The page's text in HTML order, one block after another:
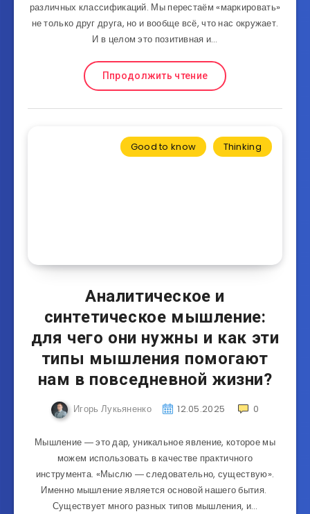
различных классификаций. Мы перестаём «маркировать»
не только друг друга, но и вообще всё, что нас окружает.
И в целом это позитивная и…
Ппродолжить чтение
Good to know Thinking
Аналитическое и
синтетическое мышление:
для чего они нужны и как эти
типы мышления помогают
нам в повседневной жизни?
Игорь Лукьяненко 12.05.2025 0
Мышление ― это дар, уникальное явление, которое мы
можем использовать в качестве практичного
инструмента. «Мыслю ― следовательно, существую».
Именно мышление является основой нашего бытия.
Существует много разных типов мышления, и…